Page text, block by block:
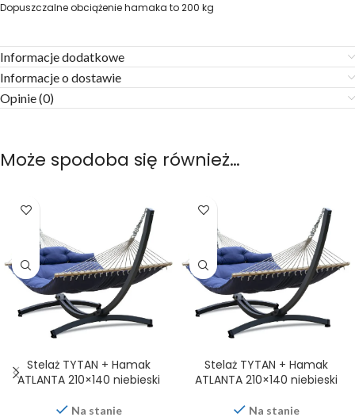
Dopuszczalne obciążenie hamaka to 200 kg
Informacje dodatkowe
Informacje o dostawie
Opinie (0)
Może spodoba się również…
Stelaż TYTAN + Hamak
ATLANTA 210×140 niebieski
Na stanie
Stelaż TYTAN + Hamak
ATLANTA 210×140 niebieski
Na stanie